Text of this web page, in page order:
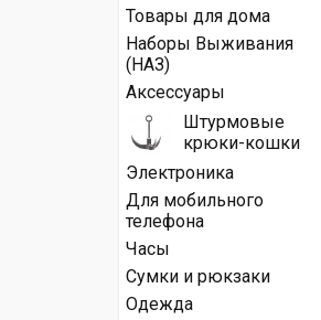
Товары для дома
Наборы Выживания
(НАЗ)
Аксессуары
Штурмовые
крюки-кошки
Электроника
Для мобильного
телефона
Часы
Сумки и рюкзаки
Одежда